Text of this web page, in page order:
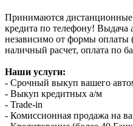
Принимаются дистанционные
кредита по телефону! Выдача
независимо от формы оплаты
наличный расчет, оплата по
Наши услуги:
- Срочный выкуп вашего
- Выкуп кредитных а/м
- Trade-in
- Комиссионная продажа на